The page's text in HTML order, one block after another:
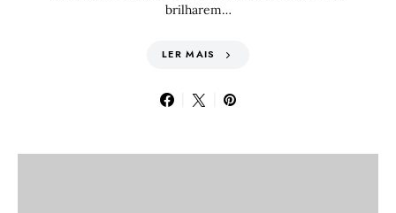
brilharem…
LER MAIS